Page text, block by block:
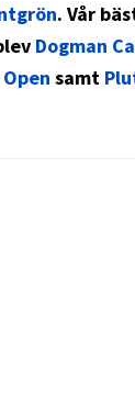
. Vår
Dogman
samt